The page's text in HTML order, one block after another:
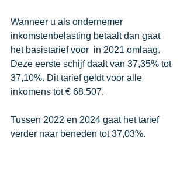
Wanneer u als ondernemer
inkomstenbelasting betaalt dan gaat
het basistarief voor  in 2021 omlaag.
Deze eerste schijf daalt van 37,35% tot
37,10%. Dit tarief geldt voor alle
inkomens tot € 68.507.
Tussen 2022 en 2024 gaat het tarief
verder naar beneden tot 37,03%.